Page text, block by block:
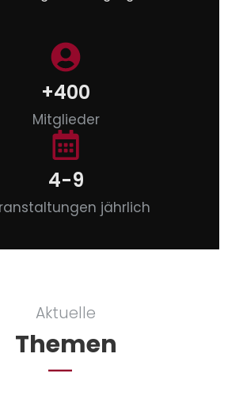
+400
Mitglieder
4-9
jährlich
Aktuelle
Themen